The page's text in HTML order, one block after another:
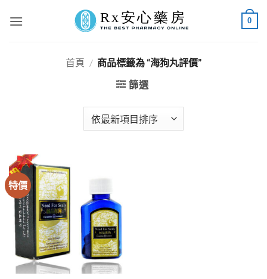
0
首頁 / 商品標籤為 “海狗丸評價”
篩選
特價